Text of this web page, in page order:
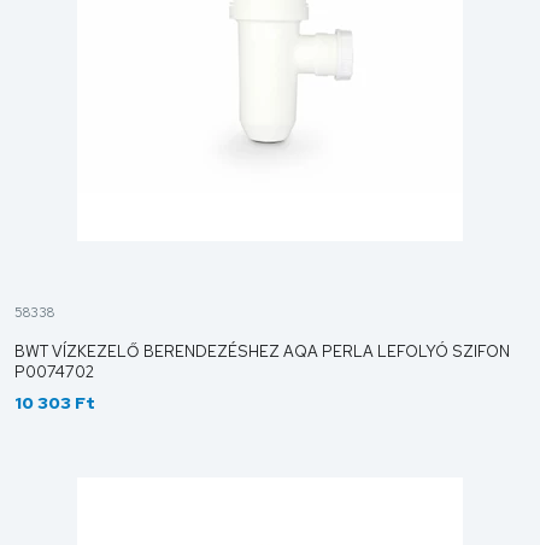
58338
BWT VÍZKEZELŐ BERENDEZÉSHEZ AQA PERLA LEFOLYÓ SZIFON
P0074702
10 303 Ft